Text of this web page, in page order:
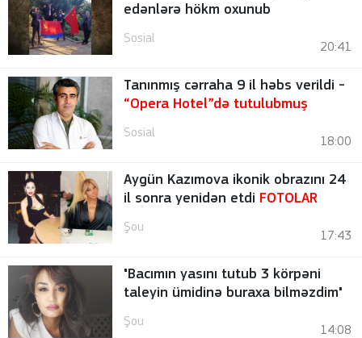
edənlərə hökm oxunub
Sosial
20:41
Tanınmış cərraha 9 il həbs verildi -
“Opera Hotel”də tutulubmuş
Sosial
18:00
Aygün Kazımova ikonik obrazını 24
il sonra yenidən etdi FOTOLAR
Şou
17:43
"Bacımın yasını tutub 3 körpəni
taleyin ümidinə buraxa bilməzdim"
Şou
14:08